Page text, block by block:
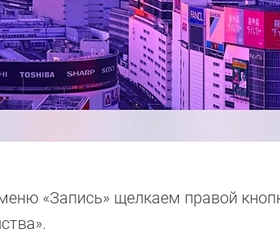
«Запись» щелкаем правой